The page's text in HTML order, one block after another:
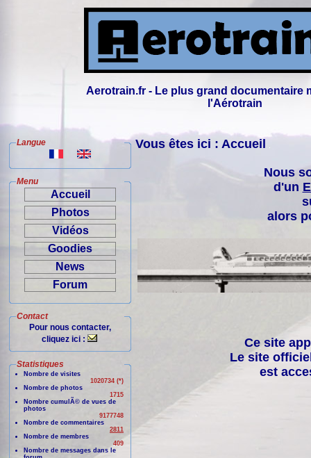
Aerotrain.fr - Le plus grand documentaire
l'Aérotrain
Langue
Menu
Accueil
Photos
Vidéos
Goodies
News
Forum
Contact
Pour nous contacter,
cliquez ici :
Statistiques
Nombre de visites
1020734 (*)
Nombre de photos
1715
Nombre cumulÃ© de vues de
photos
9177748
Nombre de commentaires
2811
Nombre de membres
409
Nombre de messages dans le
Vous êtes ici : Accueil
Nous
d'un
alors
Ce site
Le site
est